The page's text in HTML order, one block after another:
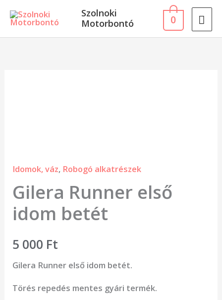
content
Szolnoki
Motorbontó
0
Idomok, váz, Robogó alkatrészek
Gilera Runner első
idom betét
5 000 Ft
Gilera Runner első idom betét.
Törés repedés mentes gyári termék.